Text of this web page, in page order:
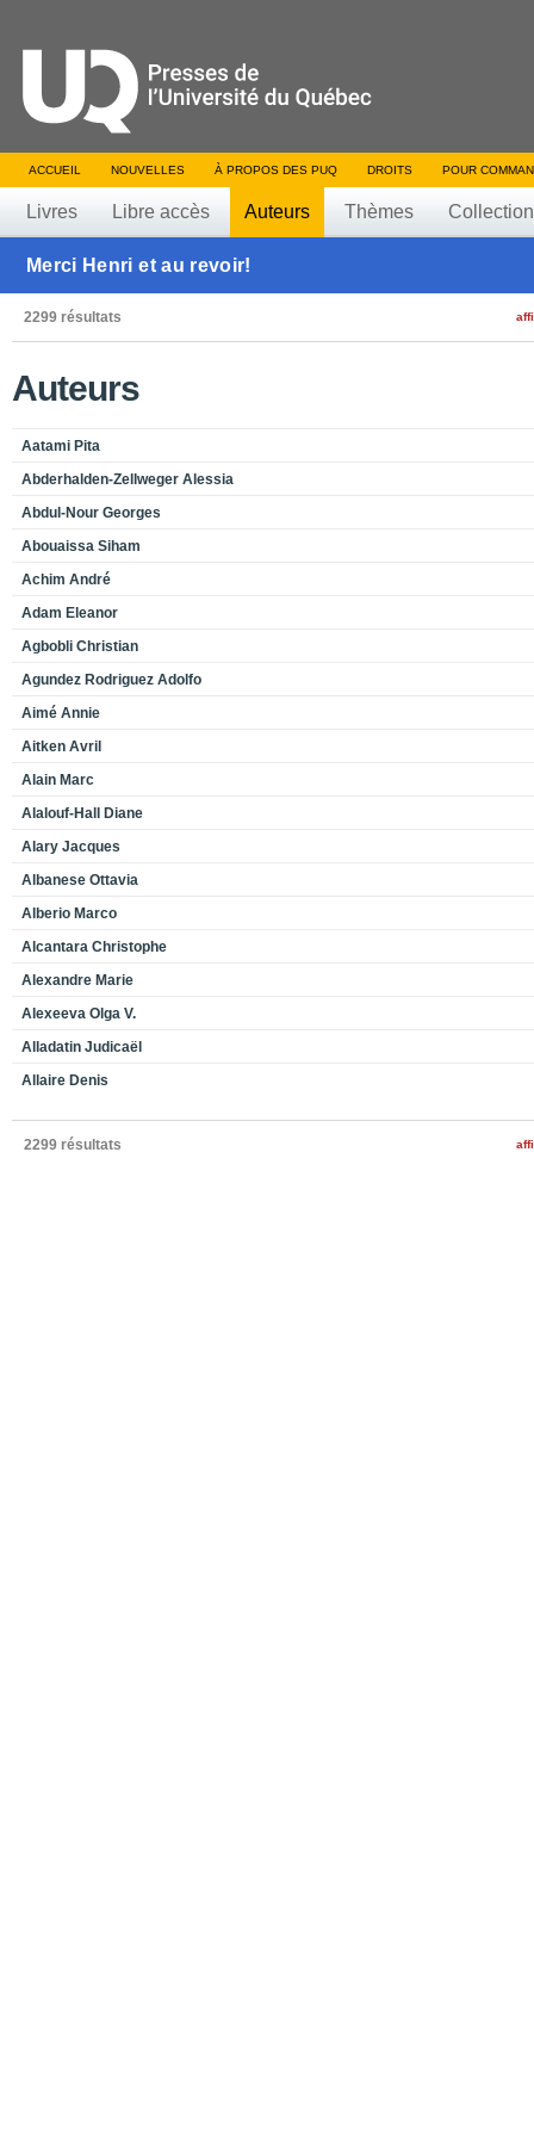
ACCUEIL NOUVELLES À PROPOS DES PUQ DROITS POUR
Livres Libre accès Auteurs Thèmes
Merci Henri et au revoir!
2299 résultats
Auteurs
Aatami Pita
Abderhalden-Zellweger Alessia
Abdul-Nour Georges
Abouaissa Siham
Achim André
Adam Eleanor
Agbobli Christian
Agundez Rodriguez Adolfo
Aimé Annie
Aitken Avril
Alain Marc
Alalouf-Hall Diane
Alary Jacques
Albanese Ottavia
Alberio Marco
Alcantara Christophe
Alexandre Marie
Alexeeva Olga V.
Alladatin Judicaël
Allaire Denis
2299 résultats